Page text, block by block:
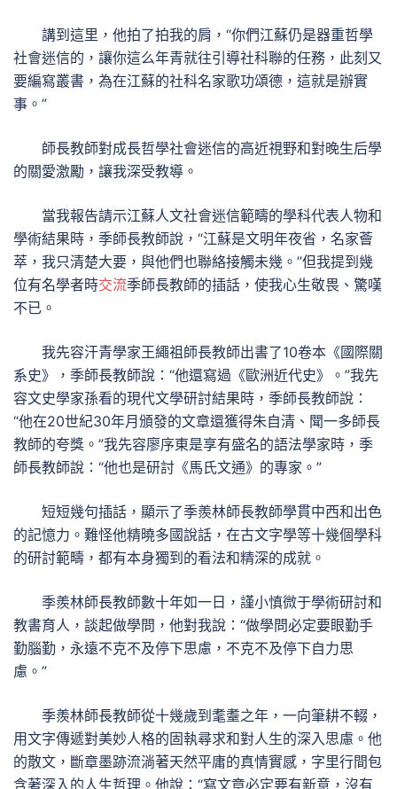
講到這里，他拍了拍我的肩，“你們江蘇仍是器重哲學
社會迷信的，讓你這么年青就往引導社科聯的任務，此刻又
要編寫叢書，為在江蘇的社科名家歌功頌德，這就是辦實
事。”
師長教師對成長哲學社會迷信的高近視野和對晚生后學
的關愛激勵，讓我深受教導。
當我報告請示江蘇人文社會迷信範疇的學科代表人物和
學術結果時，季師長教師說，“江蘇是文明年夜省，名家薈
萃，我只清楚大要，與他們也聯絡接觸未幾。”但我提到幾
位有名學者時交流季師長教師的插話，使我心生敬畏、驚嘆
不已。
我先容汗青學家王繩祖師長教師出書了10卷本《國際關
系史》，季師長教師說：“他還寫過《歐洲近代史》。”我先
容文史學家孫看的現代文學研討結果時，季師長教師說：
“他在20世紀30年月頒發的文章還獲得朱自清、聞一多師長
教師的夸獎。”我先容廖序東是享有盛名的語法學家時，季
師長教師說：“他也是研討《馬氏文通》的專家。”
短短幾句插話，顯示了季羨林師長教師學貫中西和出色
的記憶力。難怪他精曉多國說話，在古文字學等十幾個學科
的研討範疇，都有本身獨到的看法和精深的成就。
季羨林師長教師數十年如一日，謹小慎微于學術研討和
教書育人，談起做學問，他對我說：“做學問必定要眼勤手
勤腦勤，永遠不克不及停下思慮，不克不及停下自力思
慮。”
季羨林師長教師從十幾歲到耄耋之年，一向筆耕不輟，
用文字傳遞對美妙人格的固執尋求和對人生的深入思慮。他
的散文，斷章墨跡流淌著天然平庸的真情實感，字里行間包
含著深入的人生哲理。他說：“寫文章必定要有新意，沒有